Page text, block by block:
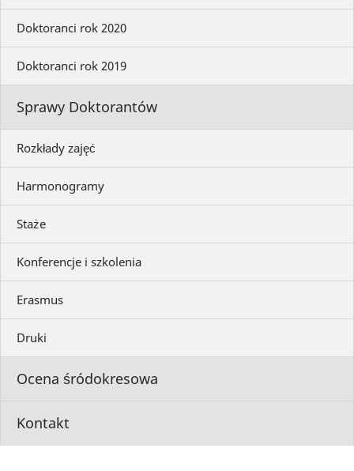
Doktoranci rok 2020
Doktoranci rok 2019
Sprawy Doktorantów
Rozkłady zajęć
Harmonogramy
Staże
Konferencje i szkolenia
Erasmus
Druki
Ocena śródokresowa
Kontakt